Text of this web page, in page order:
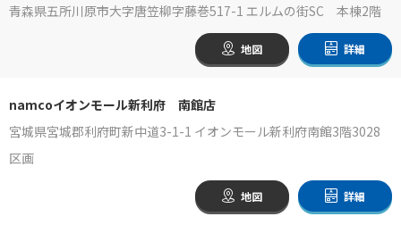
青森県五所川原市大字唐笠柳字藤巻517-1 エルムの街SC 本棟2階
地図 詳細
namcoイオンモール新利府 南館店
宮城県宮城郡利府町新中道3-1-1 イオンモール新利府南館3階3028
区画
地図 詳細